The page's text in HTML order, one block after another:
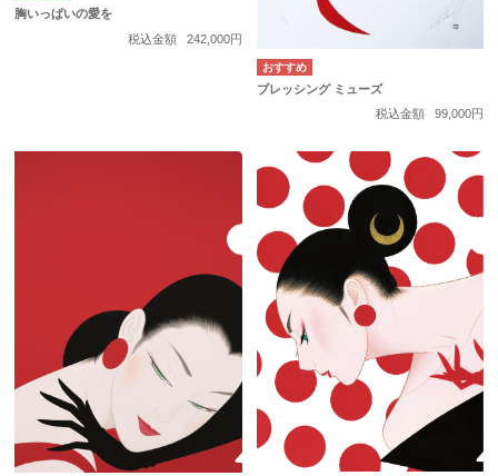
胸いっぱいの愛を
税込金額
242,000円
ブレッシング ミューズ
税込金額
99,000円